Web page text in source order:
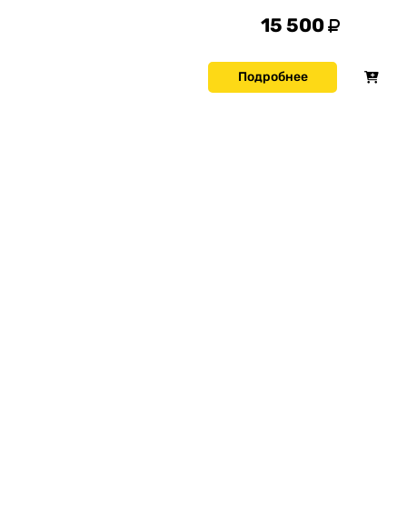
15 500
Подробнее